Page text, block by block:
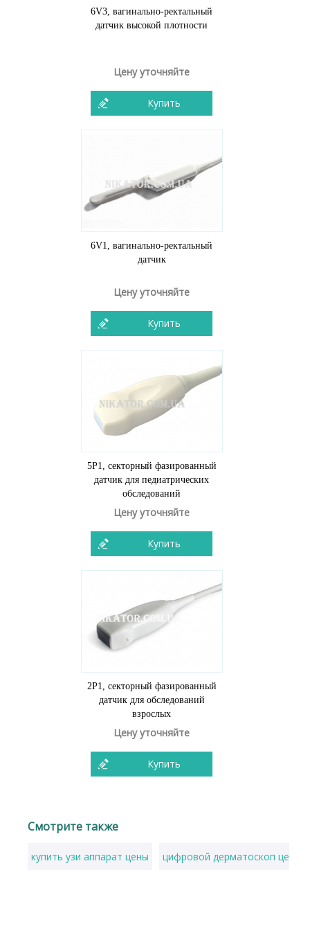
6V3, вагинально-ректальный
датчик высокой плотности
Цену уточняйте
Купить
6V1, вагинально-ректальный
датчик
Цену уточняйте
Купить
5P1, секторный фазированный
датчик для педиатрических
обследований
Цену уточняйте
Купить
2P1, секторный фазированный
датчик для обследований
взрослых
Цену уточняйте
Купить
Смотрите также
купить узи аппарат цены цифровой дерматоскоп цена